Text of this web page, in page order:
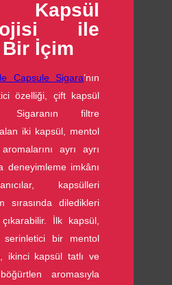
ile
İçim
Capsule Sigara’nın
özelliği, çift kapsül
Sigaranın filtre
iki kapsül, mentol
ayrı ayrı
deneyimleme imkânı
kapsülleri
sırasında diledikleri
İlk kapsül,
serinletici bir mentol
ikinci kapsül tatlı ve
aromasıyla